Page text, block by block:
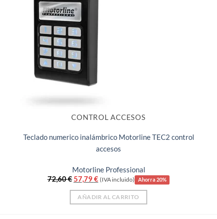
CONTROL ACCESOS
Teclado numerico inalámbrico Motorline TEC2 control
accesos
Motorline Professional
72,60€ El
precio
original
era:
72,60 €.
57,79€El
precio
actual
es:
57,79 €.
(IVA incluido) Ahorra 20%
AÑADIR AL CARRITO